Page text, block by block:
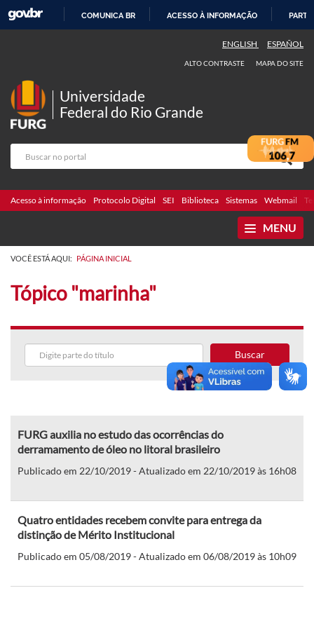
COMUNICA BR ACESSO À INFORMAÇÃO
ENGLISH ESPAÑOL
ALTO CONTRASTE MAPA DO SITE
Universidade
Federal do Rio Grande
Acesso à informação Protocolo Digital SEI Biblioteca Sistemas Webmail
MENU
VOCÊ ESTÁ AQUI: PÁGINA INICIAL
Tópico "marinha"
Buscar
FURG auxilia no estudo das ocorrências do
derramamento de óleo no litoral brasileiro
Publicado em 22/10/2019 - Atualizado em 22/10/2019 às 16h08
Quatro entidades recebem convite para entrega da
distinção de Mérito Institucional
Publicado em 05/08/2019 - Atualizado em 06/08/2019 às 10h09